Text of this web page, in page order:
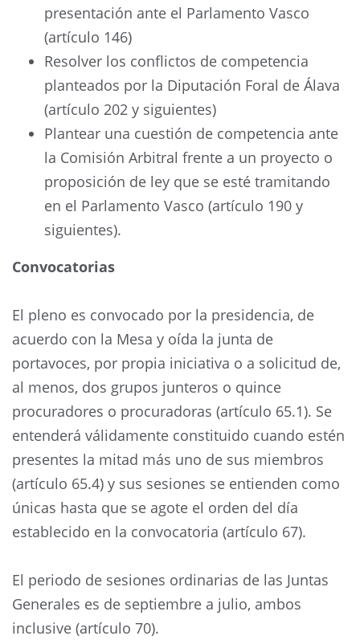
presentación ante el Parlamento Vasco
(artículo 146)
Resolver los conflictos de competencia
planteados por la Diputación Foral de Álava
(artículo 202 y siguientes)
Plantear una cuestión de competencia ante
la Comisión Arbitral frente a un proyecto o
proposición de ley que se esté tramitando
en el Parlamento Vasco (artículo 190 y
siguientes).
Convocatorias
El pleno es convocado por la presidencia, de
acuerdo con la Mesa y oída la junta de
portavoces, por propia iniciativa o a solicitud de,
al menos, dos grupos junteros o quince
procuradores o procuradoras (artículo 65.1). Se
entenderá válidamente constituido cuando estén
presentes la mitad más uno de sus miembros
(artículo 65.4) y sus sesiones se entienden como
únicas hasta que se agote el orden del día
establecido en la convocatoria (artículo 67).
El periodo de sesiones ordinarias de las Juntas
Generales es de septiembre a julio, ambos
inclusive (artículo 70).